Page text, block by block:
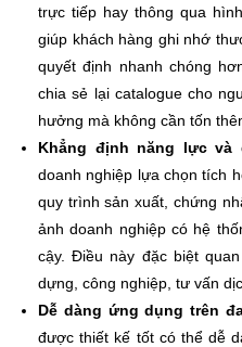
trực tiếp hay thông qua
giúp khách hàng ghi nhớ
quyết định nhanh chóng
chia sẻ lại catalogue cho
hưởng mà không cần tốn
Khẳng định năng lực và
doanh nghiệp lựa chọn tích
quy trình sản xuất, chứng
ảnh doanh nghiệp có hệ
cậy. Điều này đặc biệt
dựng, công nghiệp, tư vấn
Dễ dàng ứng dụng trên
được thiết kế tốt có thể dễ